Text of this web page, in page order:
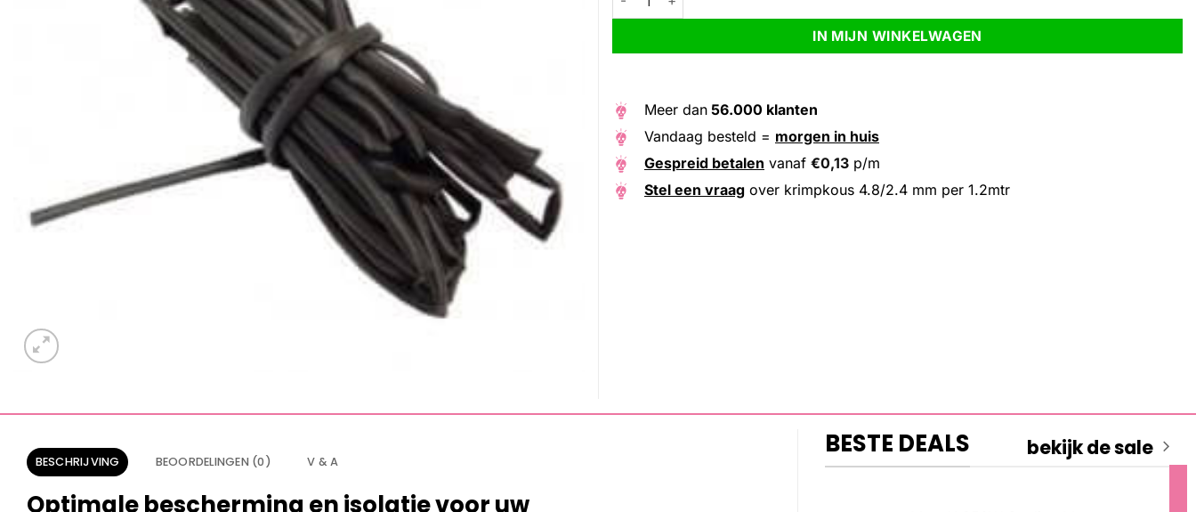
IN MIJN WINKELWAGEN
Meer dan 56.000 klanten
Vandaag besteld = morgen in huis
Gespreid betalen vanaf €0,13 p/m
Stel een vraag over krimpkous 4.8/2.4 mm per 1.2mtr
BESCHRIJVING BEOORDELINGEN (0) V & A
Optimale bescherming en isolatie voor uw
BESTE DEALS bekijk de sale